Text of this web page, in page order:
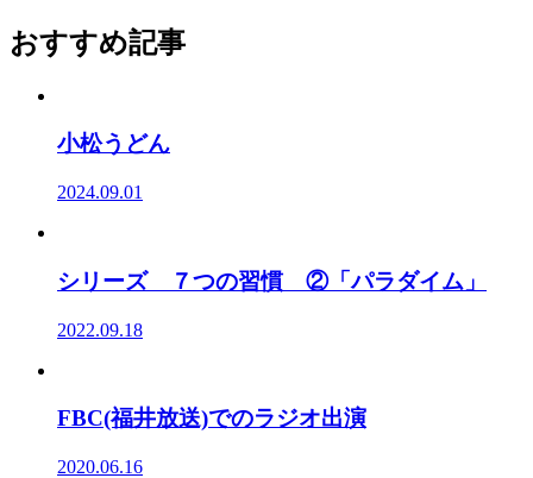
おすすめ記事
小松うどん
2024.09.01
シリーズ ７つの習慣 ②「パラダイム」
2022.09.18
FBC(福井放送)でのラジオ出演
2020.06.16